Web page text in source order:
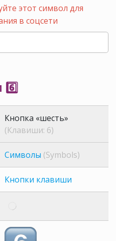
этот символ для
в соцсети
6️⃣
Кнопка «шесть»
(Клавиши: 6)
Символы (Symbols)
Кнопки клавиши